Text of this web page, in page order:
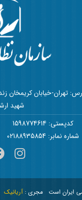
تهران-خیابان کریمخان
شهید
کدپستی: 1598774614
شماره نمابر: 02188935854
ایران است مجری :آریانیک